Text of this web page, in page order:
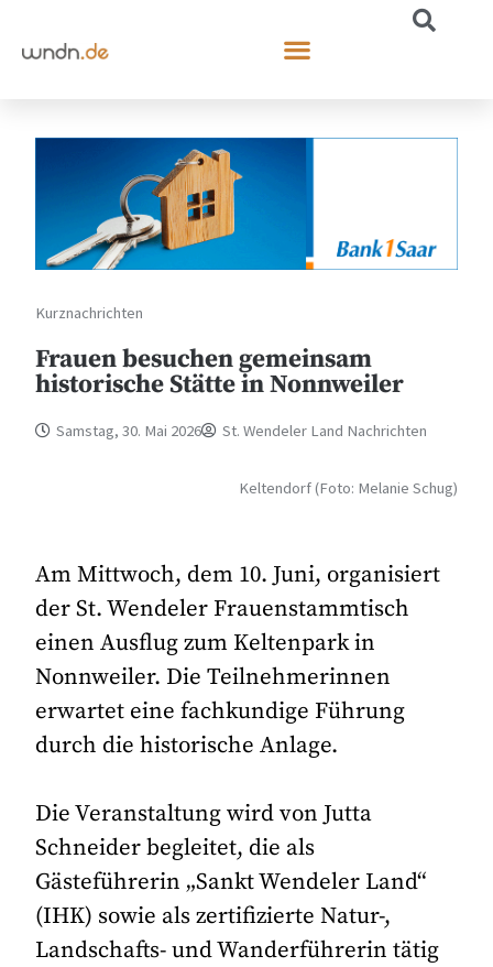
Kurznachrichten
Frauen besuchen gemeinsam
historische Stätte in Nonnweiler
Samstag, 30. Mai 2026 St. Wendeler Land Nachrichten
Keltendorf (Foto: Melanie Schug)
Am Mittwoch, dem 10. Juni, organisiert
der St. Wendeler Frauenstammtisch
einen Ausflug zum Keltenpark in
Nonnweiler. Die Teilnehmerinnen
erwartet eine fachkundige Führung
durch die historische Anlage.
Die Veranstaltung wird von Jutta
Schneider begleitet, die als
Gästeführerin „Sankt Wendeler Land“
(IHK) sowie als zertifizierte Natur-,
Landschafts- und Wanderführerin tätig